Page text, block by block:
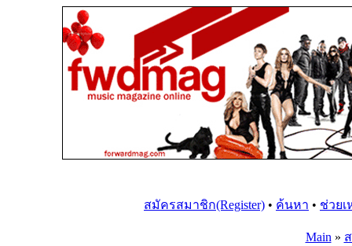
สมัครสมาชิก(Register) • ค้นหา • ช่วยเ
Main »